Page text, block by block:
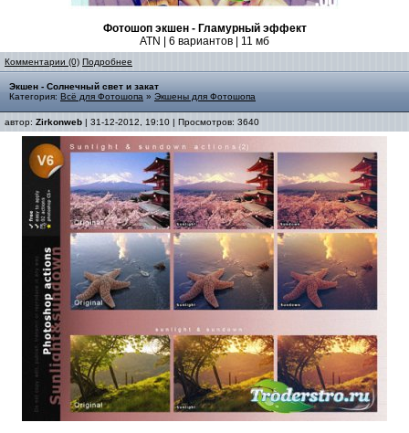
Фотошоп экшен - Гламурный эффект
ATN | 6 вариантов | 11 мб
Комментарии (0) Подробнее
Экшен - Солнечный свет и закат
Категория: Всё для Фотошопа » Экшены для Фотошопа
автор: Zirkonweb | 31-12-2012, 19:10 | Просмотров: 3640